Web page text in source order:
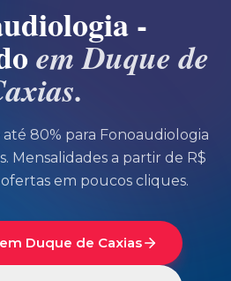
-
emDuque de
.
80% para Fonoaudiologia
. Mensalidades a partir de R$
em poucos cliques.
Duque de Caxias